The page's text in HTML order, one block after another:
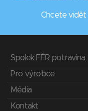
Chcete vidět
Spolek FÉR potravina
Pro výrobce
Média
Kontakt